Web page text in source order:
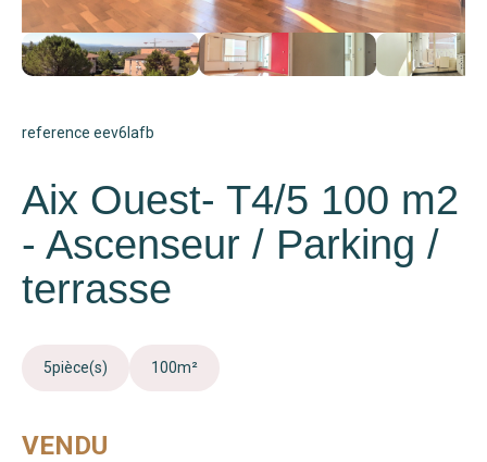
Notre City Guide
reference eev6lafb
Aix Ouest- T4/5 100 m2
- Ascenseur / Parking /
terrasse
5pièce(s) 100m²
VENDU